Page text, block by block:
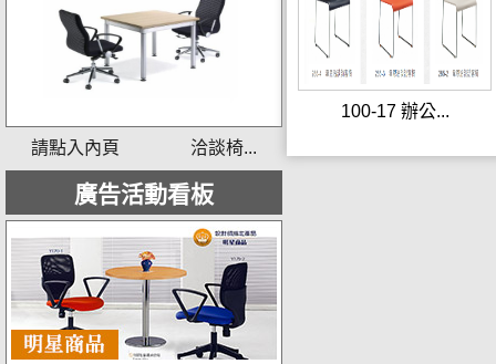
請點入內頁 洽談椅...
廣告活動看板
100-17 辦公...